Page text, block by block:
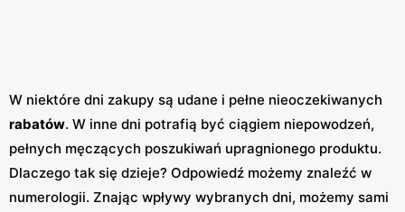
W niektóre dni zakupy są udane i pełne nieoczekiwanych
rabatów. W inne dni potrafią być ciągiem niepowodzeń,
pełnych męczących poszukiwań upragnionego produktu.
Dlaczego tak się dzieje? Odpowiedź możemy znaleźć w
numerologii. Znając wpływy wybranych dni, możemy sami